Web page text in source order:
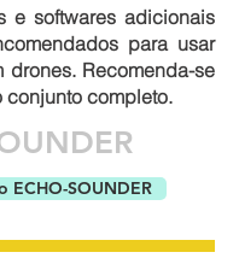
e softwares adicionais
para usar
drones. Recomenda-se
conjunto completo.
ECHO-SOUNDER